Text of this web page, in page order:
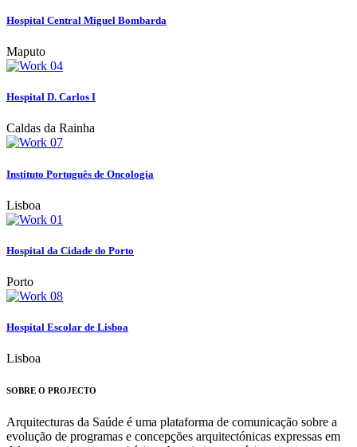
Hospital Central Miguel Bombarda
Maputo
Hospital D. Carlos I
Caldas da Rainha
Instituto Português de Oncologia
Lisboa
Hospital da Cidade do Porto
Porto
Hospital Escolar de Lisboa
Lisboa
SOBRE O PROJECTO
Arquitecturas da Saúde é uma plataforma de comunicação sobre a
evolução de programas e concepções arquitectónicas expressas em